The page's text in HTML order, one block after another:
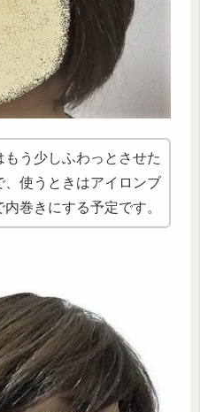
もう少しふわっとさせた
、使うときはアイロンブ
内巻きにする予定です。